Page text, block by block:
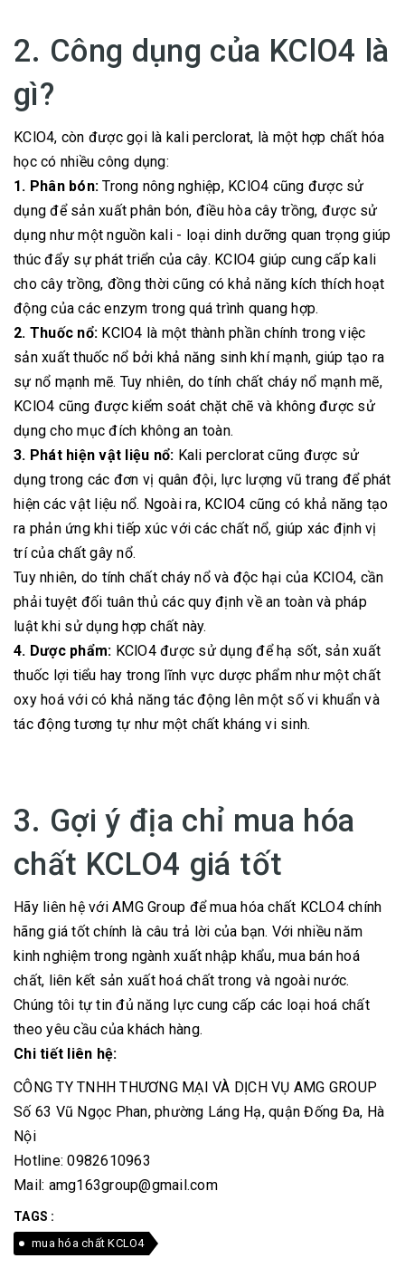
2. Công dụng của KClO4 là
gì?
KClO4, còn được gọi là kali perclorat, là một hợp chất hóa
học có nhiều công dụng:
1. Phân bón: Trong nông nghiệp, KClO4 cũng được sử
dụng để sản xuất phân bón, điều hòa cây trồng, được sử
dụng như một nguồn kali - loại dinh dưỡng quan trọng giúp
thúc đẩy sự phát triển của cây. KClO4 giúp cung cấp kali
cho cây trồng, đồng thời cũng có khả năng kích thích hoạt
động của các enzym trong quá trình quang hợp.
2. Thuốc nổ: KClO4 là một thành phần chính trong việc
sản xuất thuốc nổ bởi khả năng sinh khí mạnh, giúp tạo ra
sự nổ mạnh mẽ. Tuy nhiên, do tính chất cháy nổ mạnh mẽ,
KClO4 cũng được kiểm soát chặt chẽ và không được sử
dụng cho mục đích không an toàn.
3. Phát hiện vật liệu nổ: Kali perclorat cũng được sử
dụng trong các đơn vị quân đội, lực lượng vũ trang để phát
hiện các vật liệu nổ. Ngoài ra, KClO4 cũng có khả năng tạo
ra phản ứng khi tiếp xúc với các chất nổ, giúp xác định vị
trí của chất gây nổ.
Tuy nhiên, do tính chất cháy nổ và độc hại của KClO4, cần
phải tuyệt đối tuân thủ các quy định về an toàn và pháp
luật khi sử dụng hợp chất này.
4. Dược phẩm: KClO4 được sử dụng để hạ sốt, sản xuất
thuốc lợi tiểu hay trong lĩnh vực dược phẩm như một chất
oxy hoá với có khả năng tác động lên một số vi khuẩn và
tác động tương tự như một chất kháng vi sinh.
3. Gợi ý địa chỉ mua hóa
chất KCLO4 giá tốt
Hãy liên hệ với AMG Group để mua hóa chất KCLO4 chính
hãng giá tốt chính là câu trả lời của bạn. Với nhiều năm
kinh nghiệm trong ngành xuất nhập khẩu, mua bán hoá
chất, liên kết sản xuất hoá chất trong và ngoài nước.
Chúng tôi tự tin đủ năng lực cung cấp các loại hoá chất
theo yêu cầu của khách hàng.
Chi tiết liên hệ:
CÔNG TY TNHH THƯƠNG MẠI VÀ DỊCH VỤ AMG GROUP
Số 63 Vũ Ngọc Phan, phường Láng Hạ, quận Đống Đa, Hà
Nội
Hotline: 0982610963
Mail: amg163group@gmail.com
TAGS :
mua hóa chất KCLO4